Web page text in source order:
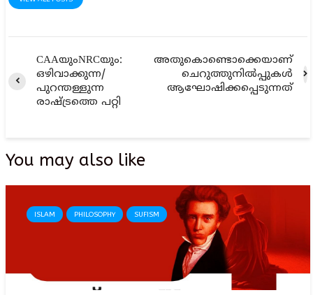
CAAയുംNRCയും:
ഒഴിവാക്കുന്ന/
പുറന്തള്ളുന്ന
രാഷ്ട്രത്തെ പറ്റി
അതുകൊണ്ടൊക്കെയാണ്
ചെറുത്തുനില്‍പ്പുകള്‍
ആഘോഷിക്കപ്പെടുന്നത്‌
You may also like
ISLAM PHILOSOPHY SUFISM